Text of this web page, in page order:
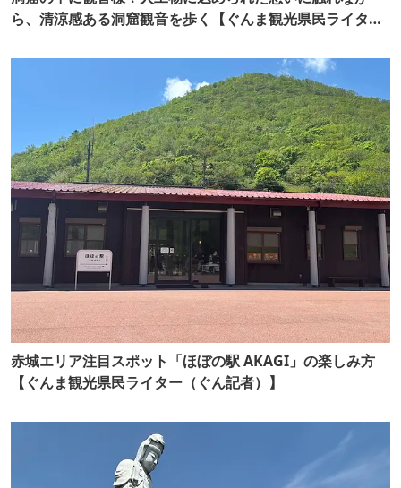
ら、清涼感ある洞窟観音を歩く【ぐんま観光県民ライター
赤城エリア注目スポット「ほぼの駅 AKAGI」の楽しみ方
【ぐんま観光県民ライター（ぐん記者）】